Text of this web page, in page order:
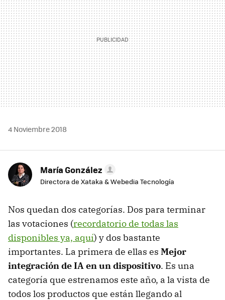
4 Noviembre 2018
María González
Directora de Xataka & Webedia Tecnología
Nos quedan dos categorías. Dos para terminar
las votaciones (recordatorio de todas las
disponibles ya, aquí) y dos bastante
importantes. La primera de ellas es Mejor
integración de IA en un dispositivo. Es una
categoría que estrenamos este año, a la vista de
todos los productos que están llegando al